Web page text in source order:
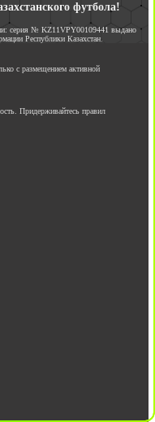
футбола!
серия № KZ11VPY00109441 выдано
Республики Казахстан.
с размещением активной
Придерживайтесь правил